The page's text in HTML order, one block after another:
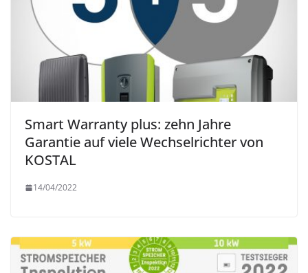
Smart Warranty plus: zehn Jahre
Garantie auf viele Wechselrichter von
KOSTAL
14/04/2022